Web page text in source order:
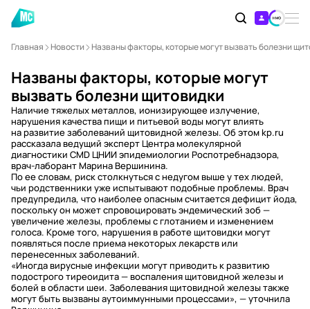
Главная Новости Названы факторы, которые могут вызвать болезни
Названы факторы, которые могут
вызвать болезни щитовидки
Наличие тяжелых металлов, ионизирующее излучение,
нарушения качества пищи и питьевой воды могут влиять
на развитие заболеваний щитовидной железы. Об этом kp.ru
рассказала ведущий эксперт Центра молекулярной
диагностики CMD ЦНИИ эпидемиологии Роспотребнадзора,
врач-лаборант Марина Вершинина.
По ее словам, риск столкнуться с недугом выше у тех людей,
чьи родственники уже испытывают подобные проблемы. Врач
предупредила, что наиболее опасным считается дефицит йода,
поскольку он может спровоцировать эндемический зоб —
увеличение железы, проблемы с глотанием и изменением
голоса. Кроме того, нарушения в работе щитовидки могут
появляться после приема некоторых лекарств или
перенесенных заболеваний.
«Иногда вирусные инфекции могут приводить к развитию
подострого тиреоидита — воспаления щитовидной железы и
болей в области шеи. Заболевания щитовидной железы также
могут быть вызваны аутоиммунными процессами», — уточнила